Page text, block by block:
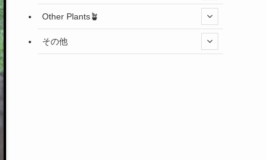
Other Plants🪴
その他